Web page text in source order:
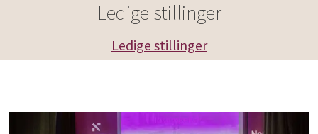
Ledige stillinger
Ledige stillinger